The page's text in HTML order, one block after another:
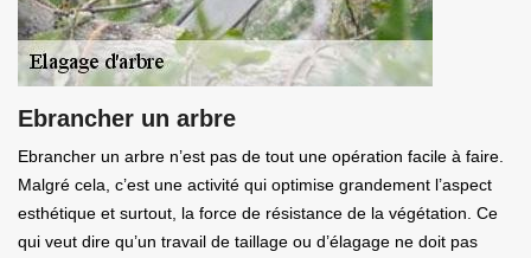
Ebrancher un arbre
Ebrancher un arbre n’est pas de tout une opération facile à faire.
Malgré cela, c’est une activité qui optimise grandement l’aspect
esthétique et surtout, la force de résistance de la végétation. Ce
qui veut dire qu’un travail de taillage ou d’élagage ne doit pas